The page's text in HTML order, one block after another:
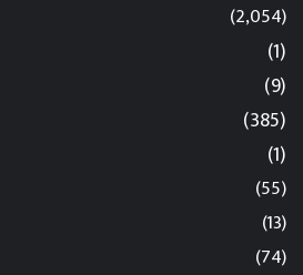
(2,054)
(1)
(9)
(385)
(1)
(55)
(13)
(74)